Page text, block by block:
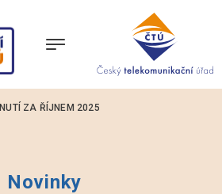
ZA ŘÍJNEM 2025
Novinky